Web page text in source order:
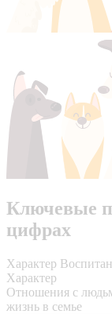
Ключевые
цифрах
Характер
Характер
Отношения с
жизнь в семье